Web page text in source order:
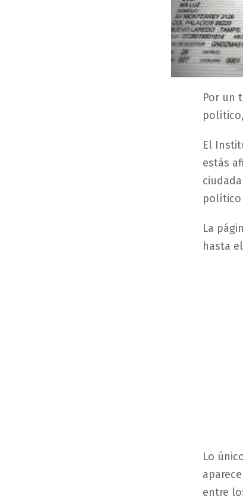
Por un
El
estás
político
La
hasta
Lo
entre